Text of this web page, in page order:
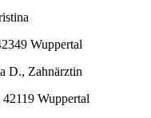
Wuppertal
D., Zahnärztin
42119 Wuppertal